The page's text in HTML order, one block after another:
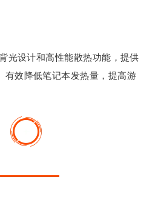
光设计和高性能散热功能，提供
有效降低笔记本发热量，提高游